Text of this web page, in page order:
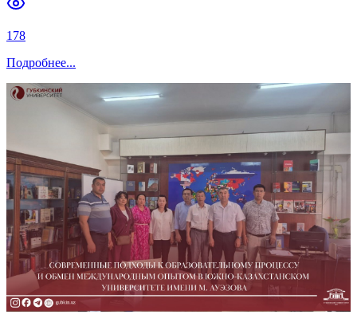
178
Подробнее...